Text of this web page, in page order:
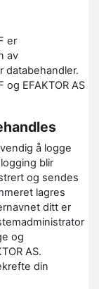
er
av
databehandler.
EFAKTOR AS
å logge
blir
og sendes
lagres
ditt er
og
AS.
din